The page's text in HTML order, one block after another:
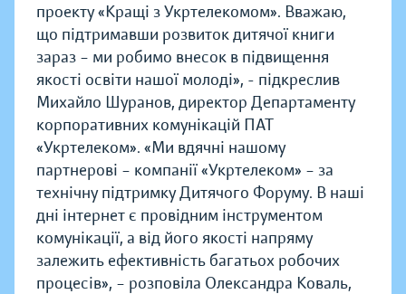
проекту «Кращі з Укртелекомом». Вважаю,
що підтримавши розвиток дитячої книги
зараз – ми робимо внесок в підвищення
якості освіти нашої молоді», - підкреслив
Михайло Шуранов, директор Департаменту
корпоративних комунікацій ПАТ
«Укртелеком». «Ми вдячні нашому
партнерові – компанії «Укртелеком» – за
технічну підтримку Дитячого Форуму. В наші
дні інтернет є провідним інструментом
комунікації, а від його якості напряму
залежить ефективність багатьох робочих
процесів», – розповіла Олександра Коваль,